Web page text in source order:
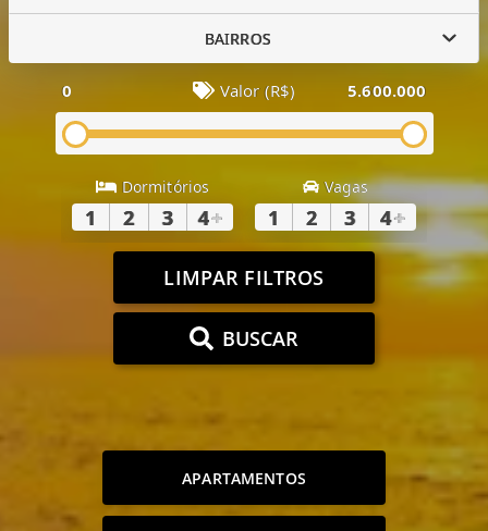
BAIRROS
0 Valor (R$) 5.600.000
Dormitórios
1 2 3 4+
Vagas
1 2 3 4+
LIMPAR FILTROS
BUSCAR
APARTAMENTOS